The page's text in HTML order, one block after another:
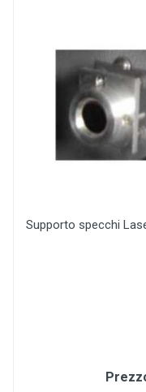
Supporto specchi